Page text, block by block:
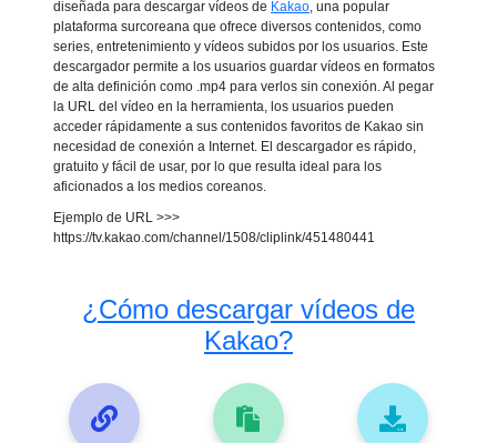
diseñada para descargar vídeos de Kakao, una popular
plataforma surcoreana que ofrece diversos contenidos, como
series, entretenimiento y vídeos subidos por los usuarios. Este
descargador permite a los usuarios guardar vídeos en formatos
de alta definición como .mp4 para verlos sin conexión. Al pegar
la URL del vídeo en la herramienta, los usuarios pueden
acceder rápidamente a sus contenidos favoritos de Kakao sin
necesidad de conexión a Internet. El descargador es rápido,
gratuito y fácil de usar, por lo que resulta ideal para los
aficionados a los medios coreanos.
Ejemplo de URL >>>
https://tv.kakao.com/channel/1508/cliplink/451480441
¿Cómo descargar vídeos de
Kakao?